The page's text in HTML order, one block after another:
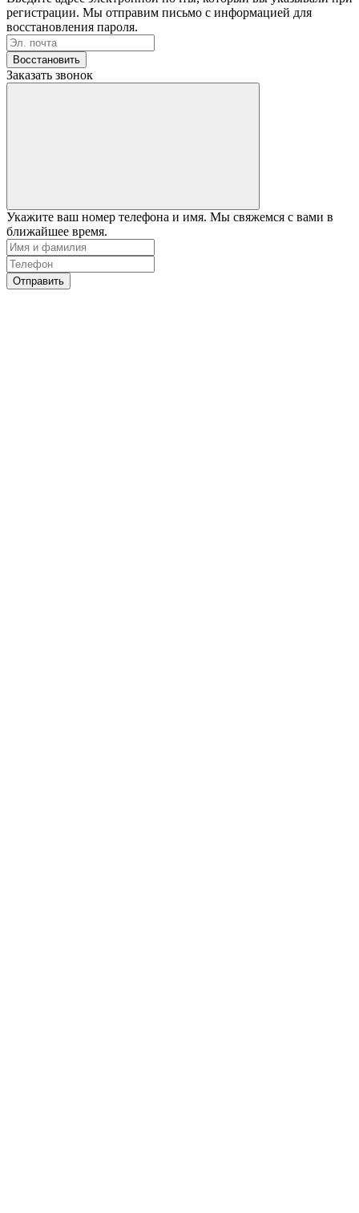
регистрации. Мы отправим письмо с информацией для
восстановления пароля.
Восстановить
Заказать звонок
Укажите ваш номер телефона и имя. Мы свяжемся с вами в
ближайшее время.
Отправить